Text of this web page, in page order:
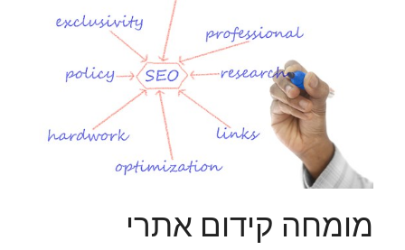
מומחה קידום אתרי